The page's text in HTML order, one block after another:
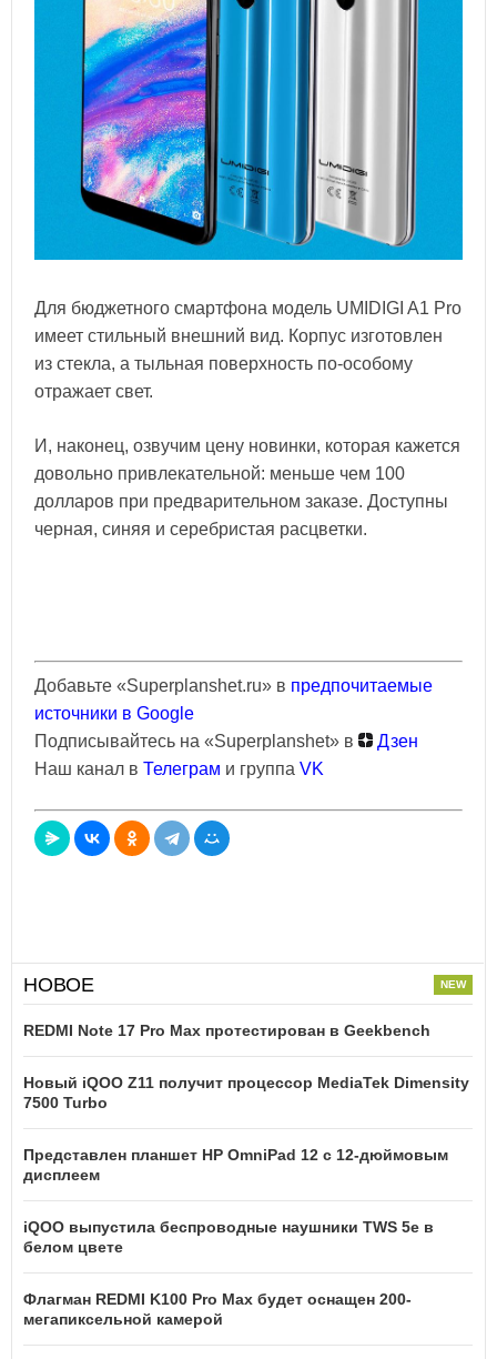
Для бюджетного смартфона модель UMIDIGI A1 Pro
имеет стильный внешний вид. Корпус изготовлен
из стекла, а тыльная поверхность по-особому
отражает свет.
И, наконец, озвучим цену новинки, которая кажется
довольно привлекательной: меньше чем 100
долларов при предварительном заказе. Доступны
черная, синяя и серебристая расцветки.
Добавьте «Superplanshet.ru» в предпочитаемые
источники в Google
Подписывайтесь на «Superplanshet» в
Дзен
Наш канал в Телеграм и группа VK
НОВОЕ
REDMI Note 17 Pro Max протестирован в Geekbench
Новый iQOO Z11 получит процессор MediaTek Dimensity
7500 Turbo
Представлен планшет HP OmniPad 12 с 12-дюймовым
дисплеем
iQOO выпустила беспроводные наушники TWS 5e в
белом цвете
Флагман REDMI K100 Pro Max будет оснащен 200-
мегапиксельной камерой